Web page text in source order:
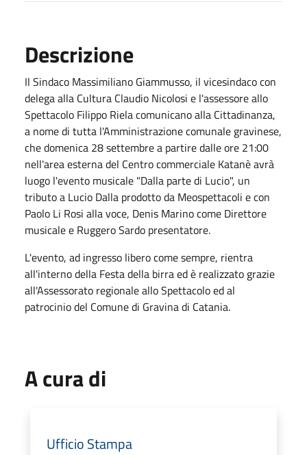
Descrizione
Il Sindaco Massimiliano Giammusso, il vicesindaco con
delega alla Cultura Claudio Nicolosi e l'assessore allo
Spettacolo Filippo Riela comunicano alla Cittadinanza,
a nome di tutta l'Amministrazione comunale gravinese,
che domenica 28 settembre a partire dalle ore 21:00
nell'area esterna del Centro commerciale Katanè avrà
luogo l'evento musicale "Dalla parte di Lucio", un
tributo a Lucio Dalla prodotto da Meospettacoli e con
Paolo Li Rosi alla voce, Denis Marino come Direttore
musicale e Ruggero Sardo presentatore.
L'evento, ad ingresso libero come sempre, rientra
all'interno della Festa della birra ed è realizzato grazie
all'Assessorato regionale allo Spettacolo ed al
patrocinio del Comune di Gravina di Catania.
A cura di
Ufficio Stampa